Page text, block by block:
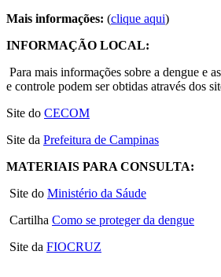
Mais informações: (clique aqui)
INFORMAÇÃO LOCAL:
Para mais informações sobre a dengue e
e controle podem ser obtidas através dos
Site do CECOM
Site da Prefeitura de Campinas
MATERIAIS PARA CONSULTA:
Site do Ministério da Sáude
Cartilha Como se proteger da dengue
Site da FIOCRUZ